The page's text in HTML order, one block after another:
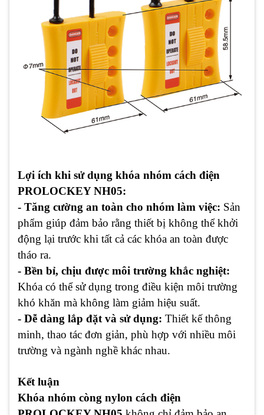
Lợi ích khi sử dụng khóa nhóm cách điện
PROLOCKEY NH05:
- Tăng cường an toàn cho nhóm làm việc: Sản
phẩm giúp đảm bảo rằng thiết bị không thể khởi
động lại trước khi tất cả các khóa an toàn được
tháo ra.
- Bền bỉ, chịu được môi trường khắc nghiệt:
Khóa có thể sử dụng trong điều kiện môi trường
khó khăn mà không làm giảm hiệu suất.
- Dễ dàng lắp đặt và sử dụng: Thiết kế thông
minh, thao tác đơn giản, phù hợp với nhiều môi
trường và ngành nghề khác nhau.
Kết luận
Khóa nhóm còng nylon cách điện